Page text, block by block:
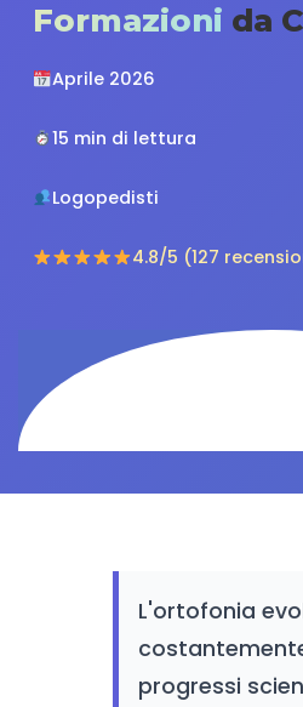
Formazioni da
Aprile 2026
15 min di lettura
Logopedisti
4.8/5 (127
L'ortofonia
progressi